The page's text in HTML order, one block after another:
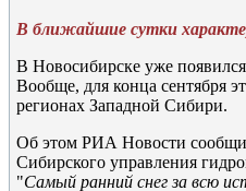
В ближайшие сутки
В Новосибирске уже
Вообще, для конца сентября
регионах Западной Сибири.
Об этом РИА Новости
Сибирского управления
"Самый ранний снег за всю